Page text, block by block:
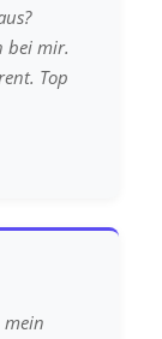
bei mir.
Top